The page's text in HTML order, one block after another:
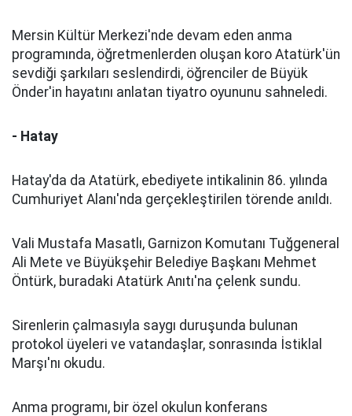
Mersin Kültür Merkezi'nde devam eden anma
programında, öğretmenlerden oluşan koro Atatürk'ün
sevdiği şarkıları seslendirdi, öğrenciler de Büyük
Önder'in hayatını anlatan tiyatro oyununu sahneledi.
- Hatay
Hatay'da da Atatürk, ebediyete intikalinin 86. yılında
Cumhuriyet Alanı'nda gerçekleştirilen törende anıldı.
Vali Mustafa Masatlı, Garnizon Komutanı Tuğgeneral
Ali Mete ve Büyükşehir Belediye Başkanı Mehmet
Öntürk, buradaki Atatürk Anıtı'na çelenk sundu.
Sirenlerin çalmasıyla saygı duruşunda bulunan
protokol üyeleri ve vatandaşlar, sonrasında İstiklal
Marşı'nı okudu.
Anma programı, bir özel okulun konferans